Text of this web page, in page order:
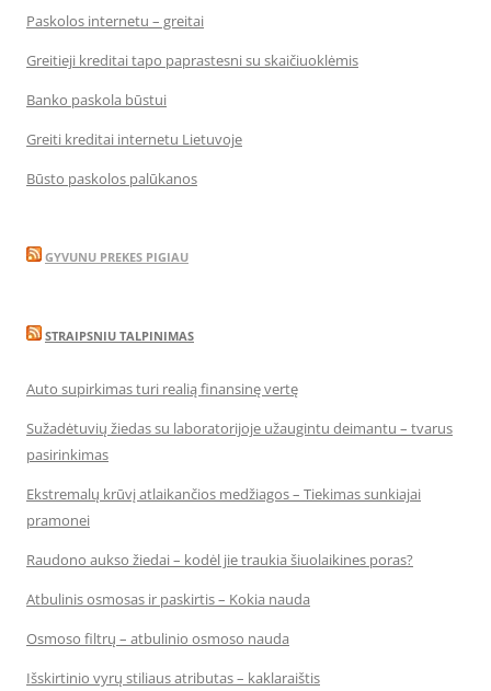
Paskolos internetu – greitai
Greitieji kreditai tapo paprastesni su skaičiuoklėmis
Banko paskola būstui
Greiti kreditai internetu Lietuvoje
Būsto paskolos palūkanos
GYVUNU PREKES PIGIAU
STRAIPSNIU TALPINIMAS
Auto supirkimas turi realią finansinę vertę
Sužadėtuvių žiedas su laboratorijoje užaugintu deimantu – tvarus
pasirinkimas
Ekstremalų krūvį atlaikančios medžiagos – Tiekimas sunkiajai
pramonei
Raudono aukso žiedai – kodėl jie traukia šiuolaikines poras?
Atbulinis osmosas ir paskirtis – Kokia nauda
Osmoso filtrų – atbulinio osmoso nauda
Išskirtinio vyrų stiliaus atributas – kaklaraištis